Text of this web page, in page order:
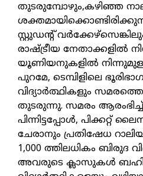
തുടരുമ്പോഴും,കഴിഞ്ഞ
സ്റ്റുഡന്റ്
രാഷ്ട്രീയ നേതാക്കളിൽ
യൂണിയനുകളിൽ
പുറമേ, ടെമ്പിളിലെ
വിദ്യാർത്ഥികളും
തുടരുന്നു. സമരം
പിന്നിട്ടപ്പോൾ, പിക്കറ്റ്
ചേരാനും പ്രതിഷേധ
1,000 ത്തിലധികം ബിരുദ
അവരുടെ ക്ലാസുകൾ